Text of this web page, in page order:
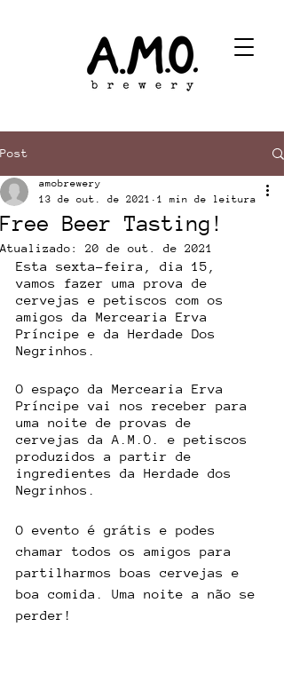
Post
Free Beer Tasting!
amobrewery
13 de out. de 2021
1 min de leitura
Atualizado: 20 de out. de 2021
Esta sexta-feira, dia 15,
vamos fazer uma prova de
cervejas e petiscos com os
amigos da Mercearia Erva
Príncipe e da Herdade Dos
Negrinhos.
O espaço da Mercearia Erva
Príncipe vai nos receber
para
uma noite de provas de
cervejas da A.M.O. e petiscos
produzidos a partir de
ingredientes da Herdade dos
Negrinhos.
O evento é grátis e podes
chamar todos os amigos para
partilharmos boas cervejas e
boa comida. Uma noite a não se
perder!